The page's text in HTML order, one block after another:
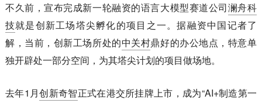
不久前，宣布完成新一轮融资的语言大模型赛道公司澜舟科
技就是创新工场塔尖孵化的项目之一。据融资中国记者了
解，当前，创新工场所处的中关村鼎好的办公地点，特意单
独开辟处一部分空间，为其塔尖计划的项目做场地。
去年1月创新奇智正式在港交所挂牌上市，成为“AI+制造第一